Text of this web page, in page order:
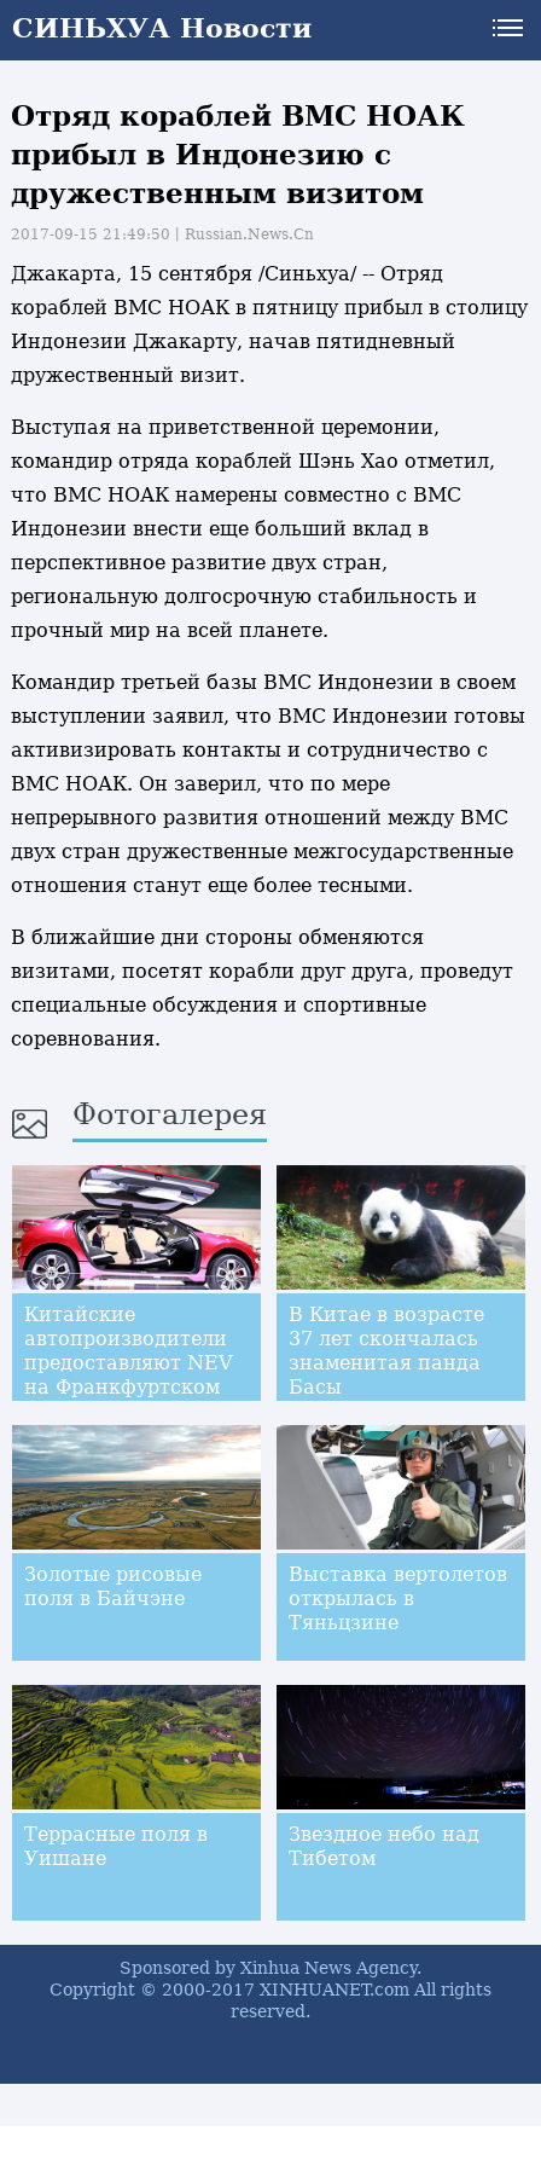
СИНЬХУА Новости
Отряд кораблей ВМС НОАК
прибыл в Индонезию с
дружественным визитом
2017-09-15 21:49:50丨 Russian.News.Cn
Джакарта, 15 сентября /Синьхуа/ -- Отряд
кораблей ВМС НОАК в пятницу прибыл в столицу
Индонезии Джакарту, начав пятидневный
дружественный визит.
Выступая на приветственной церемонии,
командир отряда кораблей Шэнь Хао отметил,
что ВМС НОАК намерены совместно с ВМС
Индонезии внести еще больший вклад в
перспективное развитие двух стран,
региональную долгосрочную стабильность и
прочный мир на всей планете.
Командир третьей базы ВМС Индонезии в своем
выступлении заявил, что ВМС Индонезии готовы
активизировать контакты и сотрудничество с
ВМС НОАК. Он заверил, что по мере
непрерывного развития отношений между ВМС
двух стран дружественные межгосударственные
отношения станут еще более тесными.
В ближайшие дни стороны обменяются
визитами, посетят корабли друг друга, проведут
специальные обсуждения и спортивные
соревнования.
Фотогалерея
Китайские
автопроизводители
предоставляют NEV
на Франкфуртском
В Китае в возрасте
37 лет скончалась
знаменитая панда
Басы
Золотые рисовые
поля в Байчэне
Выставка вертолетов
открылась в
Тяньцзине
Террасные поля в
Уишане
Звездное небо над
Тибетом
Sponsored by Xinhua News Agency.
Copyright © 2000-2017 XINHUANET.com All rights
reserved.